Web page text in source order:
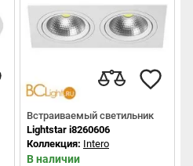
Встраиваемый светильник
Lightstar i8260606
Коллекция: Intero
В наличии